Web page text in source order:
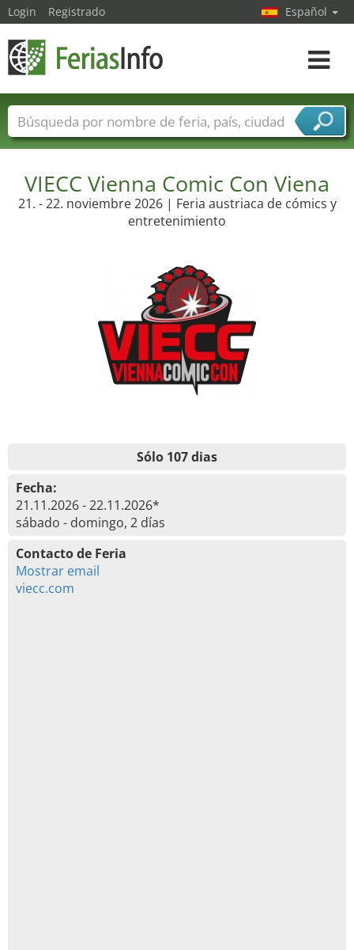
VIECC Vienna Comic Con Viena
21. - 22. noviembre 2026 | Feria austriaca de cómics y
entretenimiento
Sólo 107 dias
Fecha:
21.11.2026 - 22.11.2026*
sábado - domingo, 2 días
Contacto de Feria
Mostrar email
viecc.com
Login Registrado Español
toggle
Nombres de ferias Países
Ciudades
Sectores de proveedor de servicios